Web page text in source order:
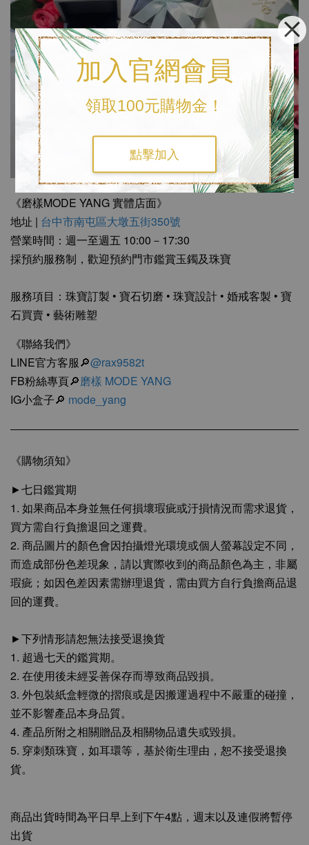
加入官網會員
領取100元購物金！
點擊加入
《磨樣MODE YANG 實體店面》
地址 | 台中市南屯區大墩五街350號
營業時間：週一至週五 10:00－17:30
採預約服務制，歡迎預約門市鑑賞玉鐲及珠寶
服務項目：珠寶訂製 • 寶石切磨 • 珠寶設計 • 婚戒客製 • 寶
石買賣 • 藝術雕塑
《聯絡我們》
LINE官方客服🔎@rax9582t
FB粉絲專頁🔎磨樣 MODE YANG
IG小盒子🔎 mode_yang
《購物須知》
►七日鑑賞期
1. 如果商品本身並無任何損壞瑕疵或汙損情況而需求退貨，
買方需自行負擔退回之運費。
2. 商品圖片的顏色會因拍攝燈光環境或個人螢幕設定不同，
而造成部份色差現象，請以實際收到的商品顏色為主，非屬
瑕疵；如因色差因素需辦理退貨，需由買方自行負擔商品退
回的運費。
►下列情形請恕無法接受退換貨
1. 超過七天的鑑賞期。
2. 在使用後未經妥善保存而導致商品毀損。
3. 外包裝紙盒輕微的摺痕或是因搬運過程中不嚴重的碰撞，
並不影響產品本身品質。
4. 產品所附之相關贈品及相關物品遺失或毀損。
5. 穿刺類珠寶，如耳環等，基於衛生理由，恕不接受退換
貨。
商品出貨時間為平日早上到下午4點，週末以及連假將暫停
出貨